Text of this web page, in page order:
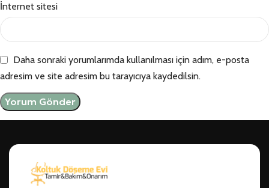
İnternet sitesi
Daha sonraki yorumlarımda kullanılması için adım, e-posta
adresim ve site adresim bu tarayıcıya kaydedilsin.